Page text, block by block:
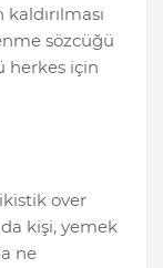
sözcüğü
herkes için
over
da kişi, yemek
ne